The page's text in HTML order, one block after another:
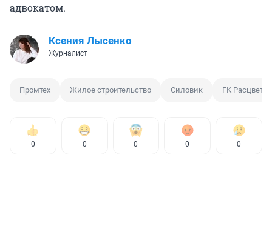
адвокатом.
Ксения Лысенко
Журналист
Промтех Жилое строительство Силовик ГК Расцветай
0 0 0 0 0